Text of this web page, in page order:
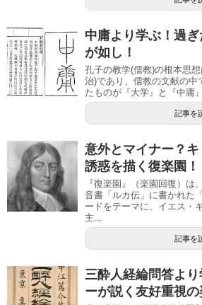
中庸より学ぶ！過
が如し！
孔子の教学(儒教)の根本思
治)であり、儒教の文献の中
たものが『大学』と『中庸
記事を
意外とマイナー？
誘惑を描く復楽園！
『復楽園』（楽園回復）は
音書「ルカ伝」に書かれた
ードをテーマに、イエス・
主...
記事を
三酔人経綸問答よ
ーが説く友好重視の